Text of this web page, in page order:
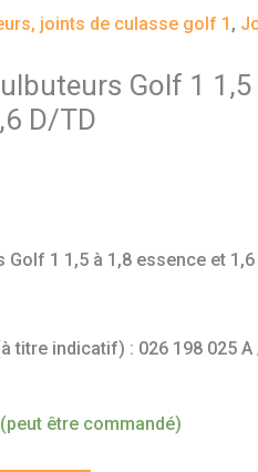
joints de culasse golf 1 ,
Golf 1 1,5
D/TD
1 1,5 à 1,8 essence et 1,6
titre indicatif) : 026 198 025 A
être commandé)